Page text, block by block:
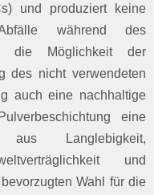
und produziert keine
während des
die Möglichkeit der
des nicht verwendeten
auch eine nachhaltige
eine
aus Langlebigkeit,
und
Wahl für die